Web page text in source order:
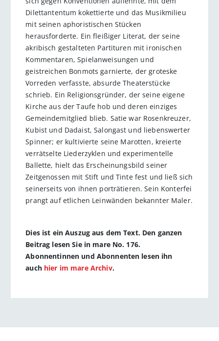
Dilettantentum kokettierte und das Musikmilieu
mit seinen apho­ristischen Stücken
herausforderte. Ein fleißiger Literat, der ­seine
akribisch gestalteten Partituren mit ironischen
Kommentaren, Spielanweisungen und
geistreichen Bonmots ­garnierte, der groteske
Vorreden verfasste, absurde Theaterstücke
schrieb. Ein Religionsgründer, der seine eigene
Kirche aus der Taufe hob und deren einziges
Gemeindemitglied blieb. Satie war Rosenkreuzer,
Kubist und Dadaist, Salongast und liebenswerter
Spinner; er kultivierte seine Marotten, kreierte
verrätselte Liederzyklen und experimentelle
Ballette, hielt das Erscheinungsbild seiner
Zeitgenossen mit Stift und Tinte fest und ließ sich
seinerseits von ihnen porträtieren. Sein Konterfei
prangt auf etlichen Leinwänden bekannter Maler.
Dies ist ein Auszug aus dem Text. Den ganzen
Beitrag lesen Sie in mare No. 176.
Abonnentinnen und Abonnenten lesen ihn
auch hier im mare Archiv.